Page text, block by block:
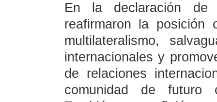
En la declaración
reafirmaron la posición
multilateralismo,
internacionales y
de relaciones
comunidad de futuro